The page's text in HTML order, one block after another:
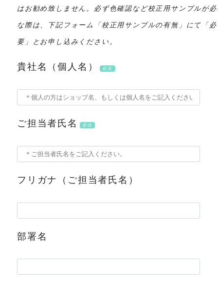
はお勧め致しません。必ず色確認など校正用サンプルが
な際は、下記フォーム「校正用サンプルの有無」にて「必
要」とお申し込みください。
貴社名（個人名） 必須
ご担当者氏名 必須
フリガナ（ご担当者氏名）
部署名